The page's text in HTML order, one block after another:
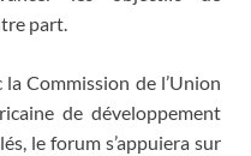
part.
Commission de l’Union
de développement
le forum s’appuiera sur